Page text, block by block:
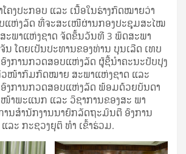
ຄງປະກອບ ແລະ ເນື້ອໃນຮ່າງກົດໝາຍວ່າ
ແຫ່ງລັດ ທີ່ຈະສະເໜີຜ່ານກອງປະຊຸມສະໄໝ
ະພາແຫ່ງຊາດ ຈັດຂຶ້ນວັນທີ 3 ພຶດສະພາ
ນ ໂດຍເປັນປະທານຂອງທ່ານ ບຸນເລີດ ເທບ
ອົງການກວດສອບແຫ່ງລັດ ຜູ້ຊີ້ນໍາຄະນະປັບປຸງ
ໜ້າກົມກົດໝາຍ ສະພາແຫ່ງຊາດ ແລະ
ການກວດສອບແຫ່ງລັດ ພ້ອມດ້ວຍບັນດາ
າພະແນກ ແລະ ວິຊາການຂອງສະ ພາ
ານສໍານັກງານນາຍົກລັດຖະມົນຕີ ອົງການ
ລະ ກະຊວງຍຸຕິ ທໍາ ເຂົ້າຮ່ວມ.